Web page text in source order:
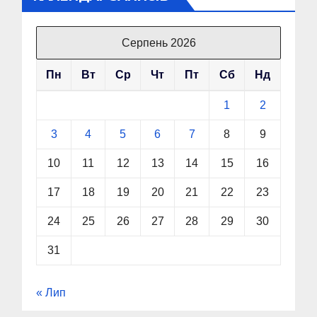
Серпень 2026
Пн Вт Ср Чт Пт Сб Нд
1 2
3 4 5 6 7 8 9
10 11 12 13 14 15 16
17 18 19 20 21 22 23
24 25 26 27 28 29 30
31
« Лип